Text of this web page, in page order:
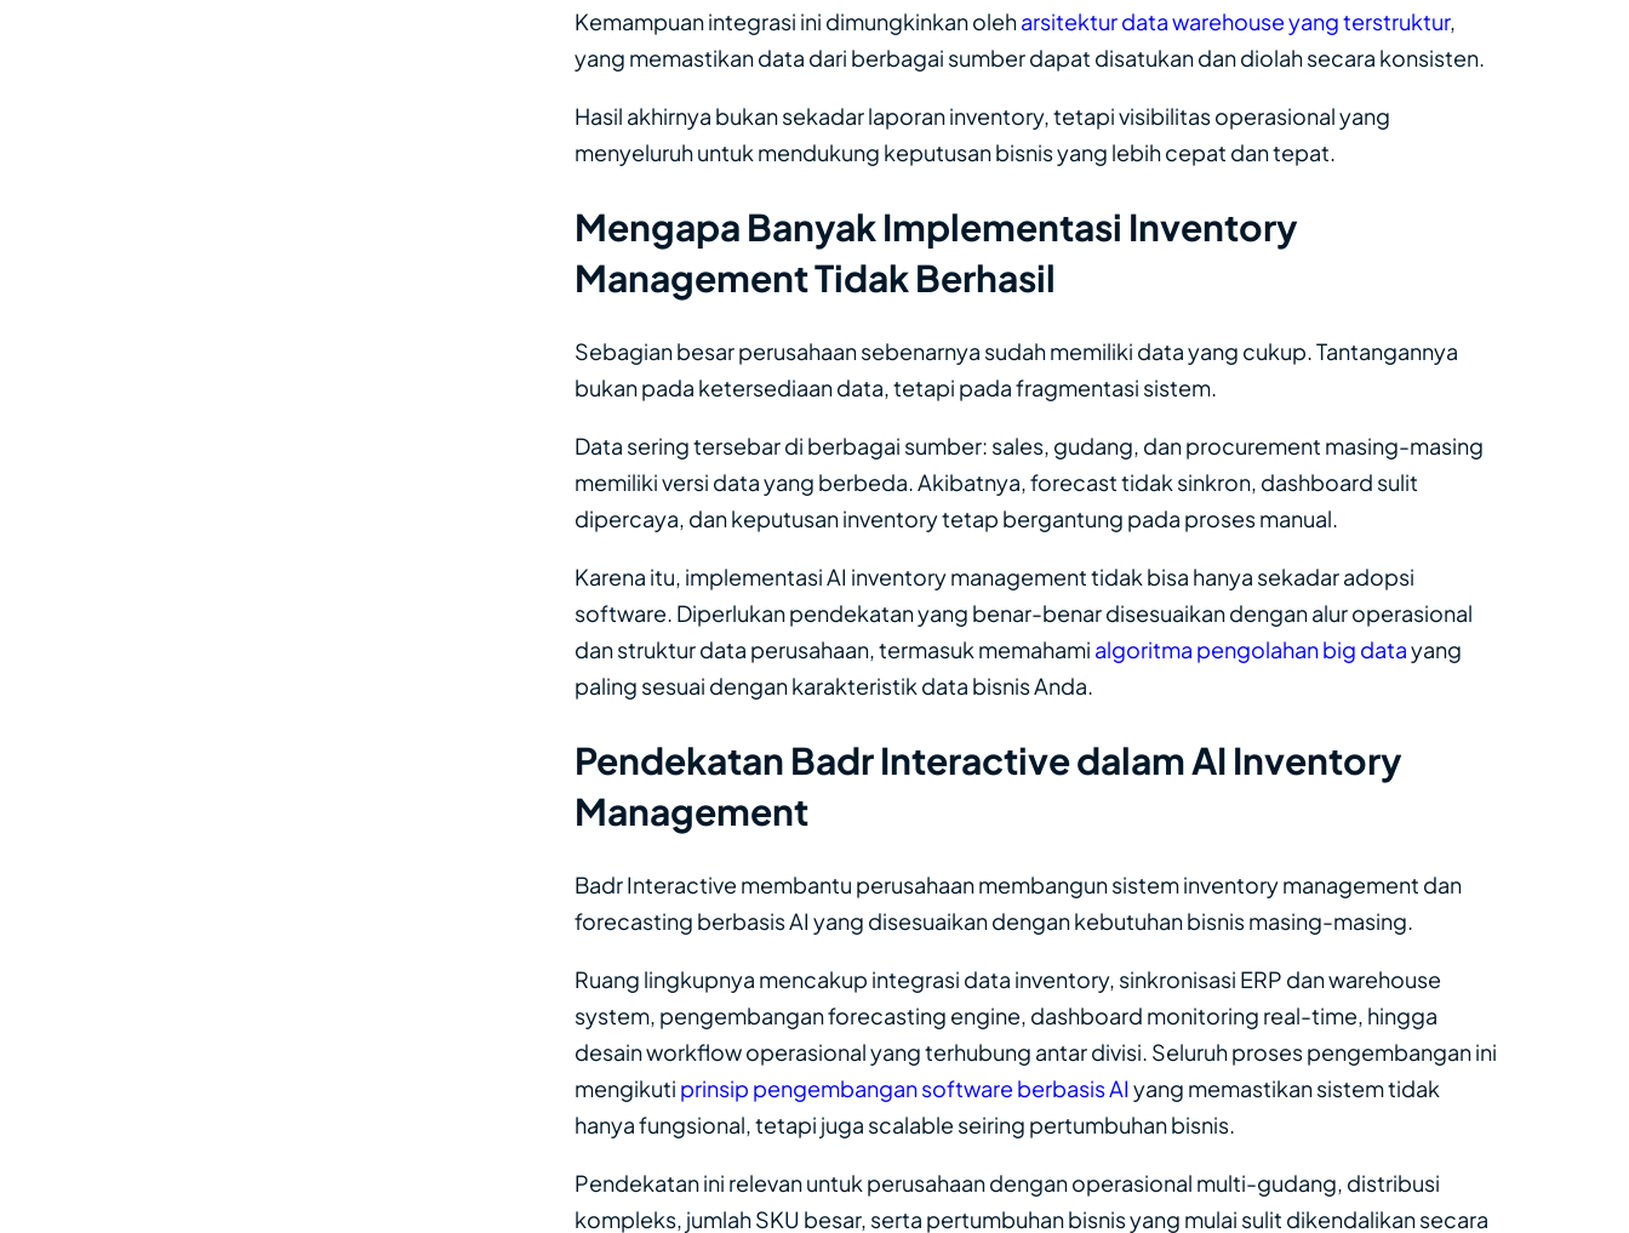
Kemampuan integrasi ini dimungkinkan oleharsitektur data warehouse yang terstruktur,
yang memastikan data dari berbagai sumber dapat disatukan dan diolah secara konsisten.
Hasil akhirnya bukan sekadar laporan inventory, tetapi visibilitas operasional yang
menyeluruh untuk mendukung keputusan bisnis yang lebih cepat dan tepat.
Mengapa Banyak Implementasi Inventory
Management Tidak Berhasil
Sebagian besar perusahaan sebenarnya sudah memiliki data yang cukup. Tantangannya
bukan pada ketersediaan data, tetapi pada fragmentasi sistem.
Data sering tersebar di berbagai sumber: sales, gudang, dan procurement masing-masing
memiliki versi data yang berbeda. Akibatnya, forecast tidak sinkron, dashboard sulit
dipercaya, dan keputusan inventory tetap bergantung pada proses manual.
Karena itu, implementasi AI inventory management tidak bisa hanya sekadar adopsi
software. Diperlukan pendekatan yang benar-benar disesuaikan dengan alur operasional
dan struktur data perusahaan, termasuk memahami algoritma pengolahan big datayang
paling sesuai dengan karakteristik data bisnis Anda.
Pendekatan Badr Interactive dalam AI Inventory
Management
Badr Interactive membantu perusahaan membangun sistem inventory management dan
forecasting berbasis AI yang disesuaikan dengan kebutuhan bisnis masing-masing.
Ruang lingkupnya mencakup integrasi data inventory, sinkronisasi ERP dan warehouse
system, pengembangan forecasting engine, dashboard monitoring real-time, hingga
desain workflow operasional yang terhubung antar divisi. Seluruh proses pengembangan ini
mengikuti prinsip pengembangan software berbasis AI yang memastikan sistem tidak
hanya fungsional, tetapi juga scalable seiring pertumbuhan bisnis.
Pendekatan ini relevan untuk perusahaan dengan operasional multi-gudang, distribusi
kompleks, jumlah SKU besar, serta pertumbuhan bisnis yang mulai sulit dikendalikan secara